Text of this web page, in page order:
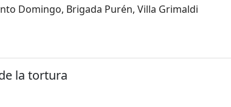
Domingo, Brigada Purén, Villa Grimaldi
la tortura